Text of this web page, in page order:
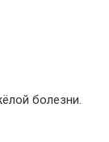
болезни.